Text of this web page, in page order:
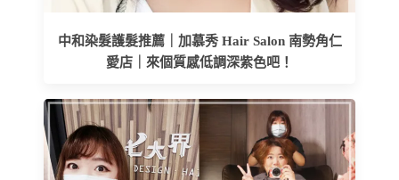
中和染髮護髮推薦｜加慕秀 Hair Salon 南勢角仁
愛店｜來個質感低調深紫色吧！